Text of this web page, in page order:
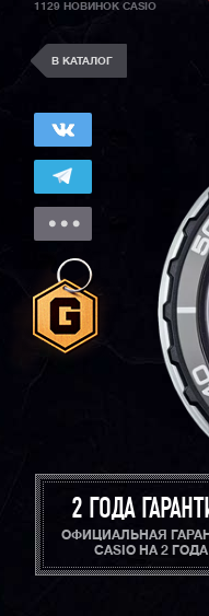
1129 НОВИНОК CASIO
В КАТАЛОГ
2 ГОДА
ОФИЦИАЛЬНАЯ
CASIO НА 2 ГОДА